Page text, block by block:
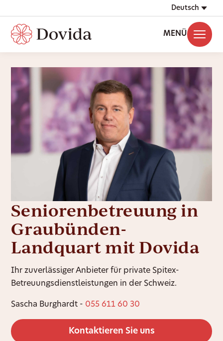
Deutsch
MENÜ
Seniorenbetreuung in
Graubünden-
Landquart mit Dovida
Ihr zuverlässiger Anbieter für private Spitex-
Betreuungsdienstleistungen in der Schweiz.
Sascha Burghardt - 055 611 60 30
Kontaktieren Sie uns